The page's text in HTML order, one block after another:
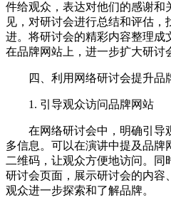
件给观众，表达对他们的感谢和
见，对研讨会进行总结和评估，
进。将研讨会的精彩内容整理成
在品牌网站上，进一步扩大研讨
四、利用网络研讨会提升品
1. 引导观众访问品牌网站
在网络研讨会中，明确引导
多信息。可以在演讲中提及品牌
二维码，让观众方便地访问。同
研讨会页面，展示研讨会的内容
观众进一步探索和了解品牌。